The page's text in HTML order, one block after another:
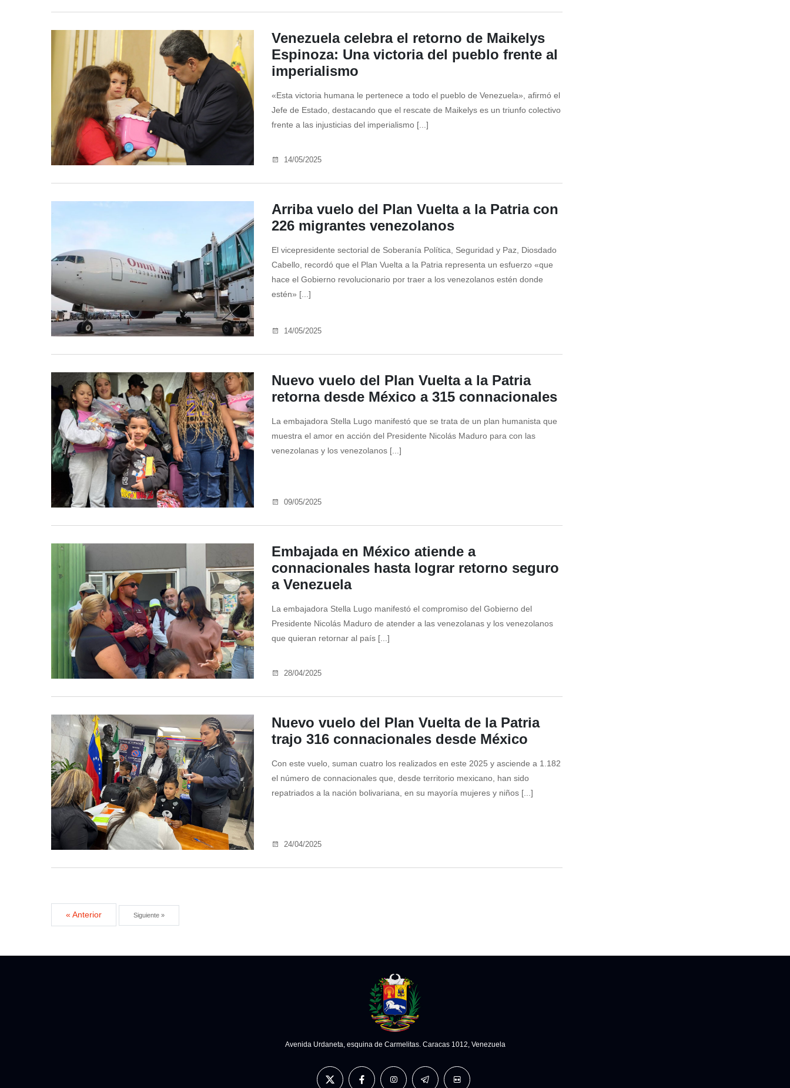
Venezuela celebra el retorno de Maikelys
Espinoza: Una victoria del pueblo frente al
imperialismo
«Esta victoria humana le pertenece a todo el pueblo de Venezuela», afirmó el
Jefe de Estado, destacando que el rescate de Maikelys es un triunfo colectivo
frente a las injusticias del imperialismo [...]
14/05/2025
Arriba vuelo del Plan Vuelta a la Patria con
226 migrantes venezolanos
El vicepresidente sectorial de Soberanía Política, Seguridad y Paz, Diosdado
Cabello, recordó que el Plan Vuelta a la Patria representa un esfuerzo «que
hace el Gobierno revolucionario por traer a los venezolanos estén donde
estén» [...]
14/05/2025
Nuevo vuelo del Plan Vuelta a la Patria
retorna desde México a 315 connacionales
La embajadora Stella Lugo manifestó que se trata de un plan humanista que
muestra el amor en acción del Presidente Nicolás Maduro para con las
venezolanas y los venezolanos [...]
09/05/2025
Embajada en México atiende a
connacionales hasta lograr retorno seguro
a Venezuela
La embajadora Stella Lugo manifestó el compromiso del Gobierno del
Presidente Nicolás Maduro de atender a las venezolanas y los venezolanos
que quieran retornar al país [...]
28/04/2025
Nuevo vuelo del Plan Vuelta de la Patria
trajo 316 connacionales desde México
Con este vuelo, suman cuatro los realizados en este 2025 y asciende a 1.182
el número de connacionales que, desde territorio mexicano, han sido
repatriados a la nación bolivariana, en su mayoría mujeres y niños [...]
24/04/2025
« Anterior Siguiente »
Avenida Urdaneta, esquina de Carmelitas. Caracas 1012, Venezuela